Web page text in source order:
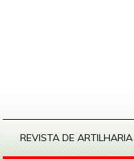
REVISTA DE ARTILHARIA